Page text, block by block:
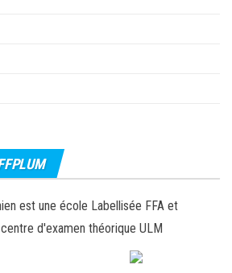
est une école Labellisée FFA et
d'examen théorique ULM